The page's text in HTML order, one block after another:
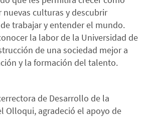
nuevas culturas y descubrir
trabajar y entender el mundo.
la labor de la Universidad de
de una sociedad mejor a
y la formación del talento.
de Desarrollo de la
Olloqui, agradeció el apoyo de